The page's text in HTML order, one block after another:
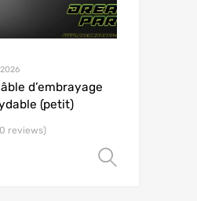
d’embrayage
(petit)
reviews)